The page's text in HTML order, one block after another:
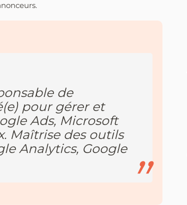
de
pour gérer et
Ads, Microsoft
Maîtrise des outils
Analytics, Google